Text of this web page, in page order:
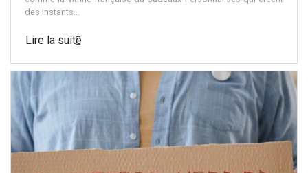
des instants...
Lire la suite